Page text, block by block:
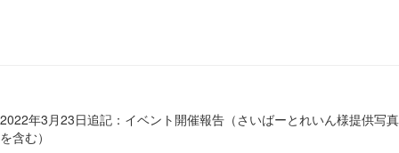
2022年3月23日追記：イベント開催報告（さいばーとれいん様提供写真
を含む）